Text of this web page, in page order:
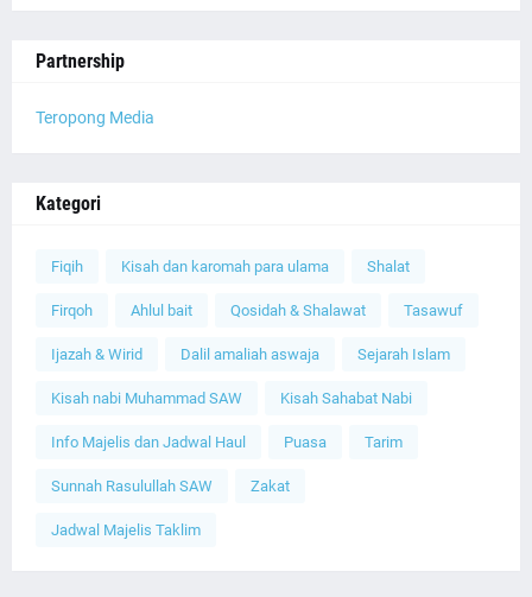
Partnership
Teropong Media
Kategori
Fiqih Kisah dan karomah para ulama Shalat
Firqoh Ahlul bait Qosidah & Shalawat Tasawuf
Ijazah & Wirid Dalil amaliah aswaja Sejarah Islam
Kisah nabi Muhammad SAW Kisah Sahabat Nabi
Info Majelis dan Jadwal Haul Puasa Tarim
Sunnah Rasulullah SAW Zakat
Jadwal Majelis Taklim